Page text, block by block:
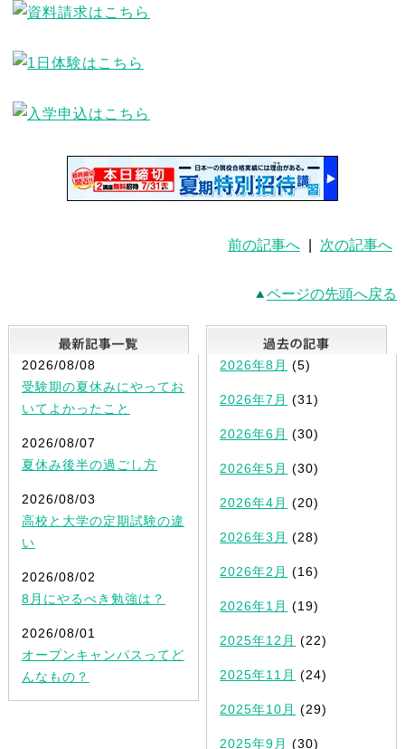
前の記事へ 次の記事へ
ページの先頭へ戻る
最新記事一覧
2026/08/08
受験期の夏休みにやってお
いてよかったこと
2026/08/07
夏休み後半の過ごし方
2026/08/03
高校と大学の定期試験の違
い
2026/08/02
8月にやるべき勉強は？
2026/08/01
オープンキャンパスってど
んなもの？
2026年8月 (5)
2026年7月 (31)
2026年6月 (30)
2026年5月 (30)
2026年4月 (20)
2026年3月 (28)
2026年2月 (16)
2026年1月 (19)
2025年12月 (22)
2025年11月 (24)
2025年10月 (29)
2025年9月 (30)